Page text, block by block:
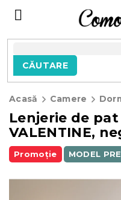
CĂUTARE
Acasă Camere
Lenjerie de
VALENTINE,
Promoție MODEL